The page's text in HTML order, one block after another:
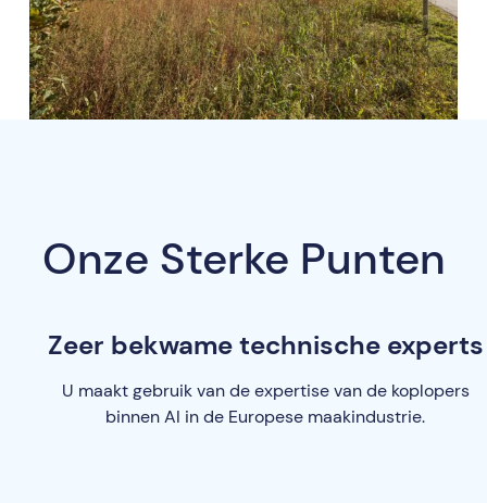
Onze Sterke Punten
Zeer bekwame technische experts
U maakt gebruik van de expertise van de koplopers
binnen AI in de Europese maakindustrie.